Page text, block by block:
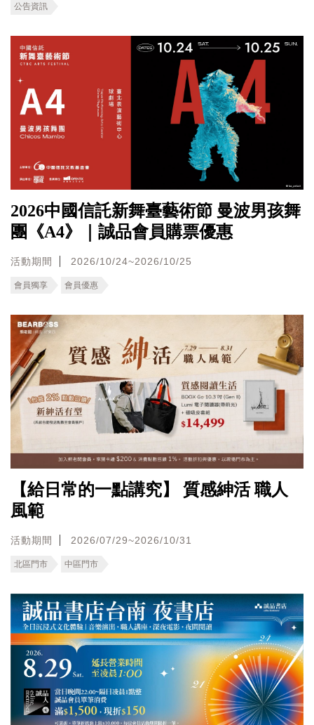
公告資訊
2026中國信託新舞臺藝術節 曼波男孩舞
團《A4》｜誠品會員購票優惠
活動期間 2026/10/24~2026/10/25
會員獨享 會員優惠
【給日常的一點講究】 質感紳活 職人
風範
活動期間 2026/07/29~2026/10/31
北區門市 中區門市